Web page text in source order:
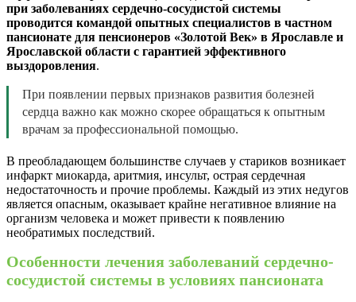
при заболеваниях сердечно-сосудистой системы
проводится командой опытных специалистов в частном
пансионате для пенсионеров «Золотой Век» в Ярославле и
Ярославской области с гарантией эффективного
выздоровления.
При появлении первых признаков развития болезней
сердца важно как можно скорее обращаться к опытным
врачам за профессиональной помощью.
В преобладающем большинстве случаев у стариков возникает
инфаркт миокарда, аритмия, инсульт, острая сердечная
недостаточность и прочие проблемы. Каждый из этих недугов
является опасным, оказывает крайне негативное влияние на
организм человека и может привести к появлению
необратимых последствий.
Особенности лечения заболеваний сердечно-
сосудистой системы в условиях пансионата